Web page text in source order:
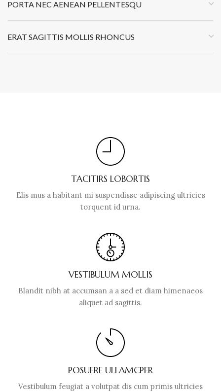
PORTA NEC AENEAN PELLENTESQU
ERAT SAGITTIS MOLLIS RHONCUS
TACITIRS LOBORTIS
Elis mus a habitant mi suspendisse adipiscing ultricies
torquent id urna.
VESTIBULUM MOLLIS
Blandit nibh at accumsan a a sed et diam himenaeos
aliquet ad sagittis.
POSUERE ULLAMCPER
Vestibulum feugiat a volutpat dis cum primis ultricies